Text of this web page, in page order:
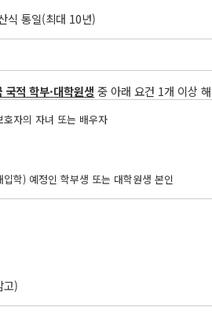
식 통일(최대 10년)
국적 학부·대학원생 중 아래 요건 1개 이상
자의 자녀 또는 배우자
학) 예정인 학부생 또는 대학원생 본인
고)